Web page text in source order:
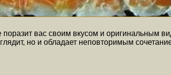
вас своим вкусом и оригинальным
но и обладает неповторимым